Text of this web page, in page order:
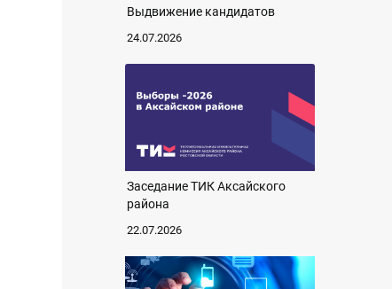
Выдвижение кандидатов
24.07.2026
Заседание ТИК Аксайского
района
22.07.2026